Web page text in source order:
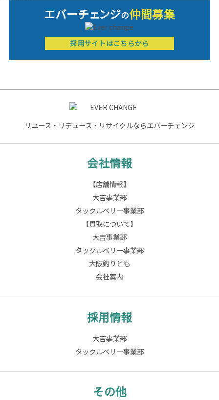
エバーチェンジの仲間募集
採用サイトはこちらから
リユース・リデュース・リサイクルならエバーチェンジ
会社情報
【店舗情報】
大吉事業部
タックルベリー事業部
【買取について】
大吉事業部
タックルベリー事業部
大阪釣りとも
会社案内
採用情報
大吉事業部
タックルベリー事業部
その他